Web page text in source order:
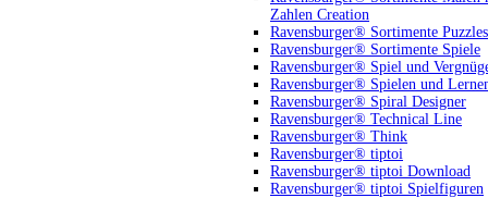
Zahlen Creation
Ravensburger® Sortimente Puzzles
Ravensburger® Sortimente Spiele
Ravensburger® Spiel und
Ravensburger® Spielen und
Ravensburger® Spiral Designer
Ravensburger® Technical Line
Ravensburger® Think
Ravensburger® tiptoi
Ravensburger® tiptoi Download
Ravensburger® tiptoi Spielfiguren